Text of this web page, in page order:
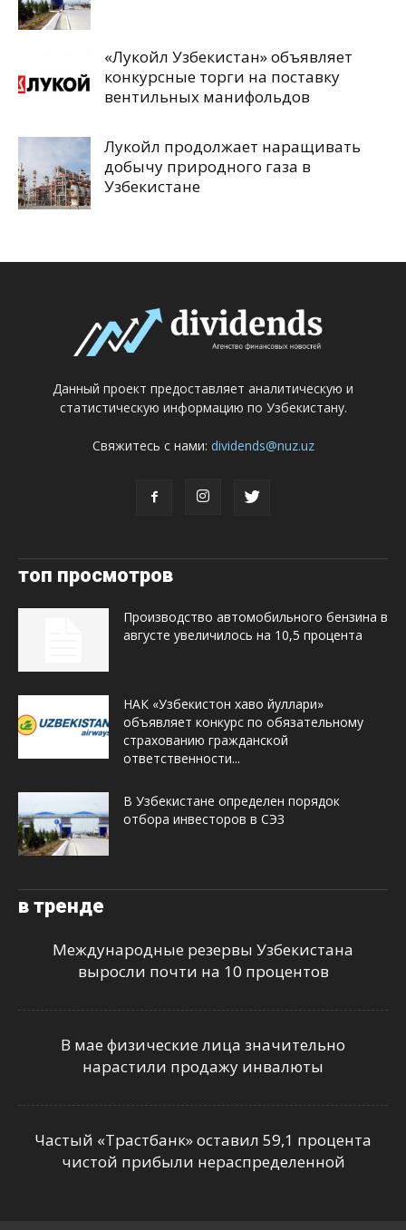
«Лукойл Узбекистан» объявляет
конкурсные торги на поставку
вентильных манифольдов
Лукойл продолжает наращивать
добычу природного газа в
Узбекистане
Данный проект предоставляет аналитическую и
статистическую информацию по Узбекистану.
Свяжитесь с нами: dividends@nuz.uz
топ просмотров
Производство автомобильного бензина в
августе увеличилось на 10,5 процента
НАК «Узбекистон хаво йуллари»
объявляет конкурс по обязательному
страхованию гражданской
ответственности...
В Узбекистане определен порядок
отбора инвесторов в СЭЗ
в тренде
Международные резервы Узбекистана
выросли почти на 10 процентов
В мае физические лица значительно
нарастили продажу инвалюты
Частый «Трастбанк» оставил 59,1 процента
чистой прибыли нераспределенной